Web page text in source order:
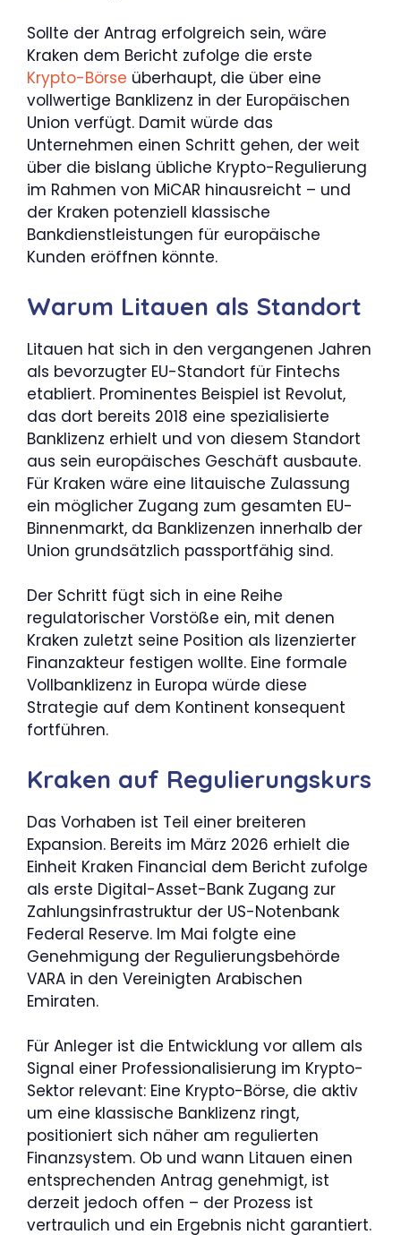
Sollte der Antrag erfolgreich sein, wäre
Kraken dem Bericht zufolge die erste
Krypto-Börse überhaupt, die über eine
vollwertige Banklizenz in der Europäischen
Union verfügt. Damit würde das
Unternehmen einen Schritt gehen, der weit
über die bislang übliche Krypto-Regulierung
im Rahmen von MiCAR hinausreicht – und
der Kraken potenziell klassische
Bankdienstleistungen für europäische
Kunden eröffnen könnte.
Warum Litauen als Standort
Litauen hat sich in den vergangenen Jahren
als bevorzugter EU-Standort für Fintechs
etabliert. Prominentes Beispiel ist Revolut,
das dort bereits 2018 eine spezialisierte
Banklizenz erhielt und von diesem Standort
aus sein europäisches Geschäft ausbaute.
Für Kraken wäre eine litauische Zulassung
ein möglicher Zugang zum gesamten EU-
Binnenmarkt, da Banklizenzen innerhalb der
Union grundsätzlich passportfähig sind.
Der Schritt fügt sich in eine Reihe
regulatorischer Vorstöße ein, mit denen
Kraken zuletzt seine Position als lizenzierter
Finanzakteur festigen wollte. Eine formale
Vollbanklizenz in Europa würde diese
Strategie auf dem Kontinent konsequent
fortführen.
Kraken auf Regulierungskurs
Das Vorhaben ist Teil einer breiteren
Expansion. Bereits im März 2026 erhielt die
Einheit Kraken Financial dem Bericht zufolge
als erste Digital-Asset-Bank Zugang zur
Zahlungsinfrastruktur der US-Notenbank
Federal Reserve. Im Mai folgte eine
Genehmigung der Regulierungsbehörde
VARA in den Vereinigten Arabischen
Emiraten.
Für Anleger ist die Entwicklung vor allem als
Signal einer Professionalisierung im Krypto-
Sektor relevant: Eine Krypto-Börse, die aktiv
um eine klassische Banklizenz ringt,
positioniert sich näher am regulierten
Finanzsystem. Ob und wann Litauen einen
entsprechenden Antrag genehmigt, ist
derzeit jedoch offen – der Prozess ist
vertraulich und ein Ergebnis nicht garantiert.